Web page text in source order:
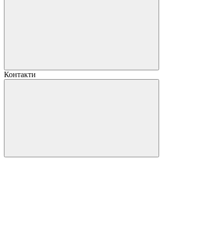
Контакти